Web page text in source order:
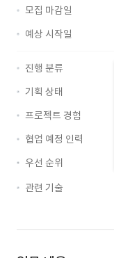
모집 마감일
예상 시작일
진행 분류
기획 상태
프로젝트 경험
협업 예정 인력
우선 순위
관련 기술